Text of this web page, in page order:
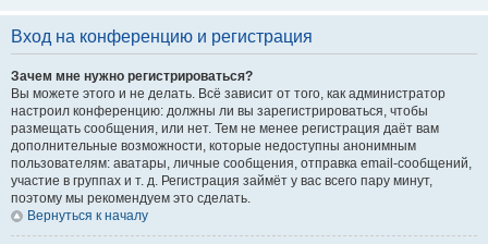
Вход на конференцию и регистрация
Зачем мне нужно регистрироваться?
Вы можете этого и не делать. Всё зависит от того, как администратор
настроил конференцию: должны ли вы зарегистрироваться, чтобы
размещать сообщения, или нет. Тем не менее регистрация даёт вам
дополнительные возможности, которые недоступны анонимным
пользователям: аватары, личные сообщения, отправка email-сообщений,
участие в группах и т. д. Регистрация займёт у вас всего пару минут,
поэтому мы рекомендуем это сделать.
Вернуться к началу